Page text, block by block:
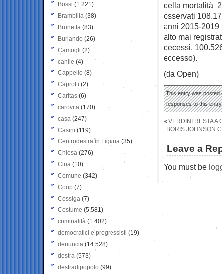
della mortalità
osservati
anni 2015-2019
alto mai
decessi,
eccesso).
(da Open)
This entry was posted
responses to this
« VERDINI RESTA A
BORIS JOHNSON
Leave a
You must be
Bossi (1.221)
Brambilla (38)
Brunetta (83)
Burlando (26)
Camogli (2)
canile (4)
Cappello (8)
Caprotti (2)
Caritas (6)
carovita (170)
casa (247)
Casini (119)
Centrodestra in Liguria (35)
Chiesa (276)
Cina (10)
Comune (342)
Coop (7)
Cossiga (7)
Costume (5.581)
criminalità (1.402)
democratici e progressisti (19)
denuncia (14.528)
destra (573)
destradipopolo (99)